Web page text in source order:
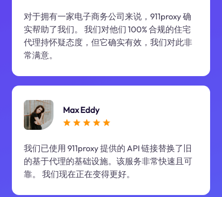
对于拥有一家电子商务公司来说，911proxy 确
实帮助了我们。 我们对他们 100% 合规的住宅
代理持怀疑态度，但它确实有效，我们对此非
常满意。
Max Eddy
我们已使用 911proxy 提供的 API 链接替换了旧
的基于代理的基础设施。该服务非常快速且可
靠。 我们现在正在变得更好。